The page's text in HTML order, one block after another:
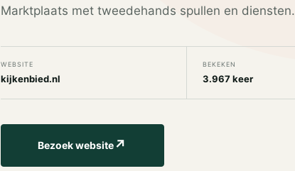
Marktplaats met tweedehands spullen en diensten.
WEBSITE
kijkenbied.nl
BEKEKEN
3.967 keer
Bezoek website↗